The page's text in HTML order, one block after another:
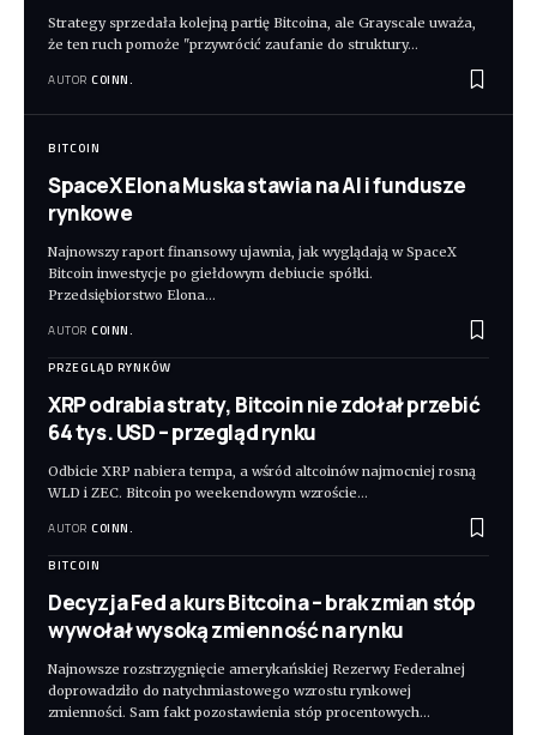
Strategy sprzedała kolejną partię Bitcoina, ale Grayscale uważa,
że ten ruch pomoże "przywrócić zaufanie do struktury…
AUTOR COINN.
BITCOIN
SpaceX Elona Muska stawia na AI i fundusze
rynkowe
Najnowszy raport finansowy ujawnia, jak wyglądają w SpaceX
Bitcoin inwestycje po giełdowym debiucie spółki.
Przedsiębiorstwo Elona…
AUTOR COINN.
PRZEGLĄD RYNKÓW
XRP odrabia straty, Bitcoin nie zdołał przebić
64 tys. USD – przegląd rynku
Odbicie XRP nabiera tempa, a wśród altcoinów najmocniej rosną
WLD i ZEC. Bitcoin po weekendowym wzroście…
AUTOR COINN.
BITCOIN
Decyzja Fed a kurs Bitcoina – brak zmian stóp
wywołał wysoką zmienność na rynku
Najnowsze rozstrzygnięcie amerykańskiej Rezerwy Federalnej
doprowadziło do natychmiastowego wzrostu rynkowej
zmienności. Sam fakt pozostawienia stóp procentowych…